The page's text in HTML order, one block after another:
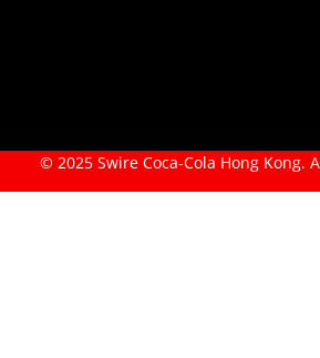
© 2025 Swire Coca-Cola Hong Kong.